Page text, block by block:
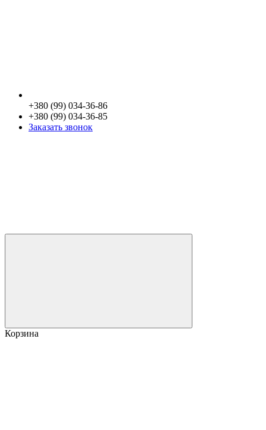
+380 (99) 034-36-86
+380 (99) 034-36-85
Заказать звонок
Корзина